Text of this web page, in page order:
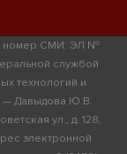
номер СМИ: ЭЛ №
службой
технологий и
— Давыдова Ю.В.
ул., д. 128,
электронной